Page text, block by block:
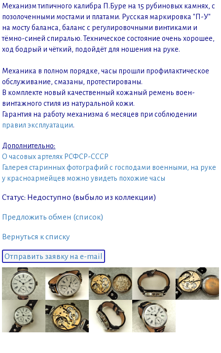
Механизм типичного калибра П.Буре на 15 рубиновых камнях, с
позолоченными мостами и платами. Русская маркировка "П-У"
на мосту баланса, баланс с регулировочными винтиками и
тёмно-синей спиралью. Техническое состояние очень хорошее,
ход бодрый и чёткий, подойдёт для ношения на руке.
Механика в полном порядке, часы прошли профилактическое
обслуживание, смазаны, протестированы.
В комплекте новый качественный кожаный ремень воен-
винтажного стиля из натуральной кожи.
Гарантия на работу механизма 6 месяцев при соблюдении
правил эксплуатации.
Дополнительно:
О часовых артелях РСФСР-СССР
Галерея старинных фотографий с господами военными, на руке
у красноармейцев можно увидеть похожие часы
Статус: Недоступно (выбыло из коллекции)
Предложить обмен (список)
Вернуться к списку
Отправить заявку на e-mail